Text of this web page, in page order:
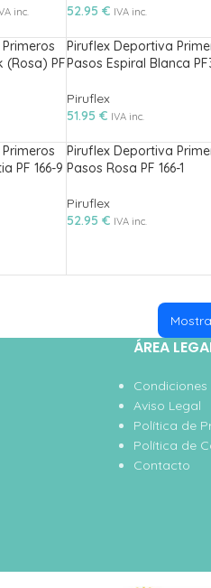
inc.
52.95€ IVA inc.
(Rosa) PF
Piruflex Deportiva
Pasos Espiral Blanca
Piruflex
51.95€ IVA inc.
PF 166-9
Piruflex Deportiva
Pasos Rosa PF 166-1
Piruflex
52.95€ IVA inc.
ÁREA
Aviso Legal
Política de
Política de
Contacto